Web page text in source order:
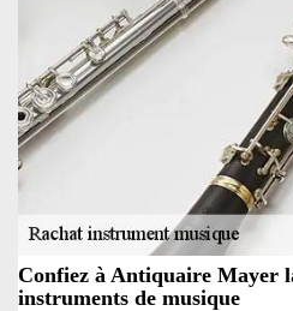
Confiez à Antiquaire Mayer
instruments de musique